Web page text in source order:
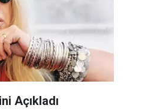
Açıkladı